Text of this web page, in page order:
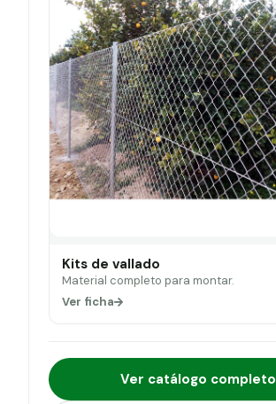
Kits de vallado
Material completo para montar.
Ver ficha
Ver catálogo completo